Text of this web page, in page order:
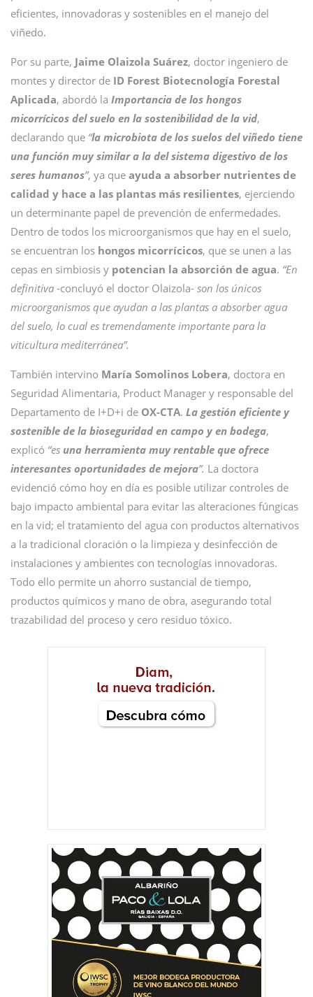
eficientes, innovadoras y sostenibles en el manejo del
viñedo.
Por su parte, Jaime Olaizola Suárez, doctor ingeniero de
montes y director de ID Forest Biotecnología Forestal
Aplicada, abordó la Importancia de los hongos
micorrícicos del suelo en la sostenibilidad de la vid,
declarando que “la microbiota de los suelos del viñedo tiene
una función muy similar a la del sistema digestivo de los
seres humanos”, ya que ayuda a absorber nutrientes de
calidad y hace a las plantas más resilientes, ejerciendo
un determinante papel de prevención de enfermedades.
Dentro de todos los microorganismos que hay en el suelo,
se encuentran los hongos micorrícicos, que se unen a las
cepas en simbiosis y potencian la absorción de agua. “En
definitiva -concluyó el doctor Olaizola- son los únicos
microorganismos que ayudan a las plantas a absorber agua
del suelo, lo cual es tremendamente importante para la
viticultura mediterránea”.
También intervino María Somolinos Lobera, doctora en
Seguridad Alimentaria, Product Manager y responsable del
Departamento de I+D+i de OX-CTA. La gestión eficiente y
sostenible de la bioseguridad en campo y en bodega,
explicó “es una herramienta muy rentable que ofrece
interesantes oportunidades de mejora”. La doctora
evidenció cómo hoy en día es posible utilizar controles de
bajo impacto ambiental para evitar las alteraciones fúngicas
en la vid; el tratamiento del agua con productos alternativos
a la tradicional cloración o la limpieza y desinfección de
instalaciones y ambientes con tecnologías innovadoras.
Todo ello permite un ahorro sustancial de tiempo,
productos químicos y mano de obra, asegurando total
trazabilidad del proceso y cero residuo tóxico.